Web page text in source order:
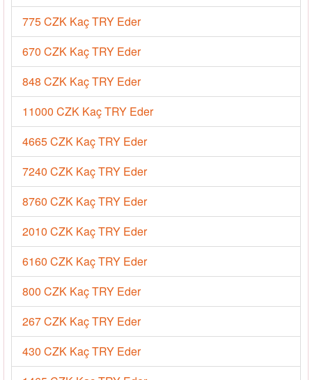
775 CZK Kaç TRY Eder
670 CZK Kaç TRY Eder
848 CZK Kaç TRY Eder
11000 CZK Kaç TRY Eder
4665 CZK Kaç TRY Eder
7240 CZK Kaç TRY Eder
8760 CZK Kaç TRY Eder
2010 CZK Kaç TRY Eder
6160 CZK Kaç TRY Eder
800 CZK Kaç TRY Eder
267 CZK Kaç TRY Eder
430 CZK Kaç TRY Eder